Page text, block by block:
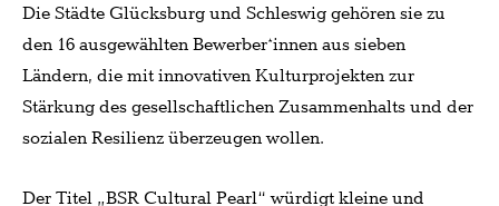
Die Städte Glücksburg und Schleswig gehören sie zu
den 16 ausgewählten Bewerber*innen aus sieben
Ländern, die mit innovativen Kulturprojekten zur
Stärkung des gesellschaftlichen Zusammenhalts und der
sozialen Resilienz überzeugen wollen.
Der Titel „BSR Cultural Pearl“ würdigt kleine und